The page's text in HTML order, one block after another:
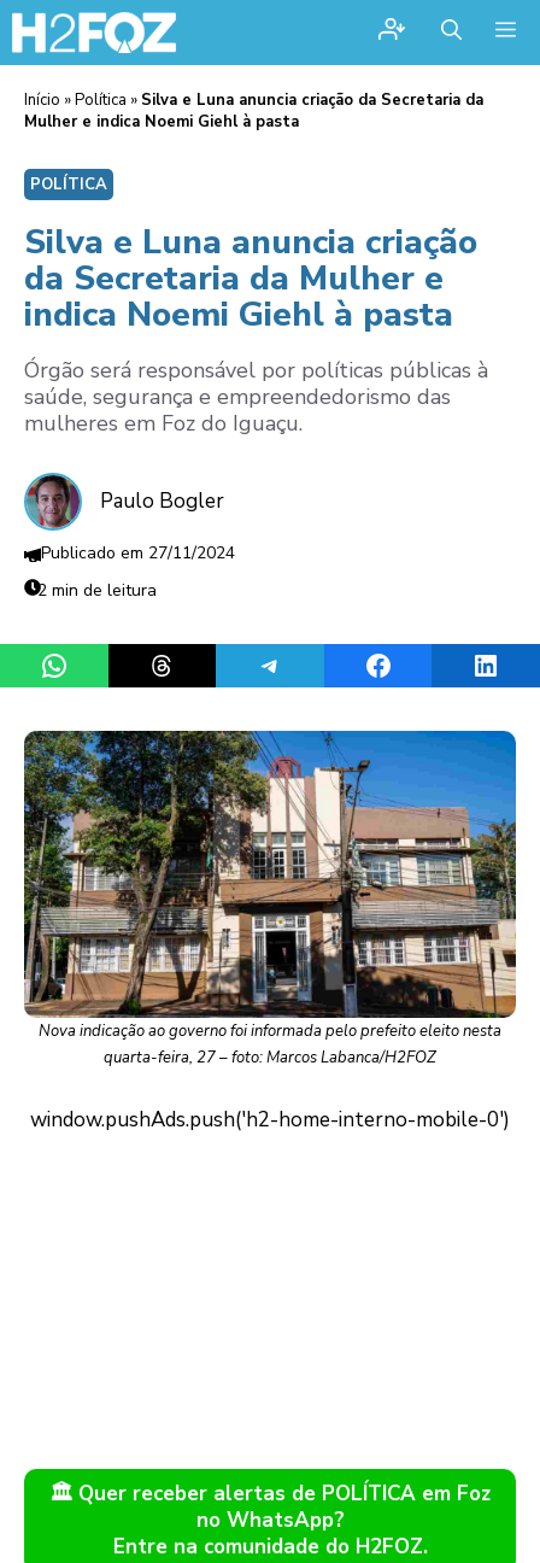
Início »Política » Silva e Luna anuncia criação da Secretaria da
Mulher e indica Noemi Giehl à pasta
POLÍTICA
Silva e Luna anuncia criação
da Secretaria da Mulher e
indica Noemi Giehl à pasta
Órgão será responsável por políticas públicas à
saúde, segurança e empreendedorismo das
mulheres em Foz do Iguaçu.
Paulo Bogler
27/11/2024
2 min de leitura
Share on WhatsAppShare on ThreadsShare on TelegramShare on Facebook
Nova indicação ao governo foi informada pelo prefeito eleito nesta
quarta-feira, 27 – foto: Marcos Labanca/H2FOZ
🏛️ Quer receber alertas de POLÍTICA em Foz
no WhatsApp?
Entre na comunidade do H2FOZ.